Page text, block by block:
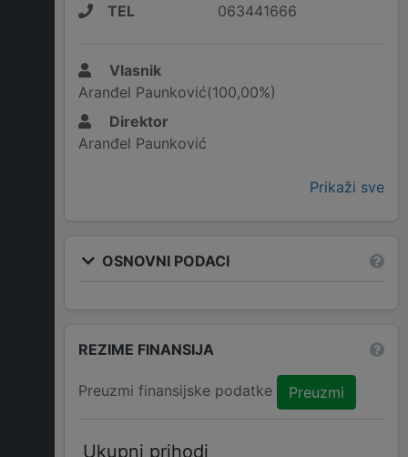
TEL 063441666
Vlasnik
Aranđel Paunković(100,00%)
Direktor
Aranđel Paunković
Prikaži sve
OSNOVNI PODACI
REZIME FINANSIJA
Preuzmi finansijske podatke Preuzmi
Ukupni prihodi